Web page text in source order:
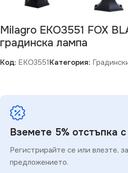
Milagro EKO3551 FOX
градинска лампа
Код: EKO3551Категория:
Вземете 5% отстъпка
Регистрирайте се или влезте,
предложението.